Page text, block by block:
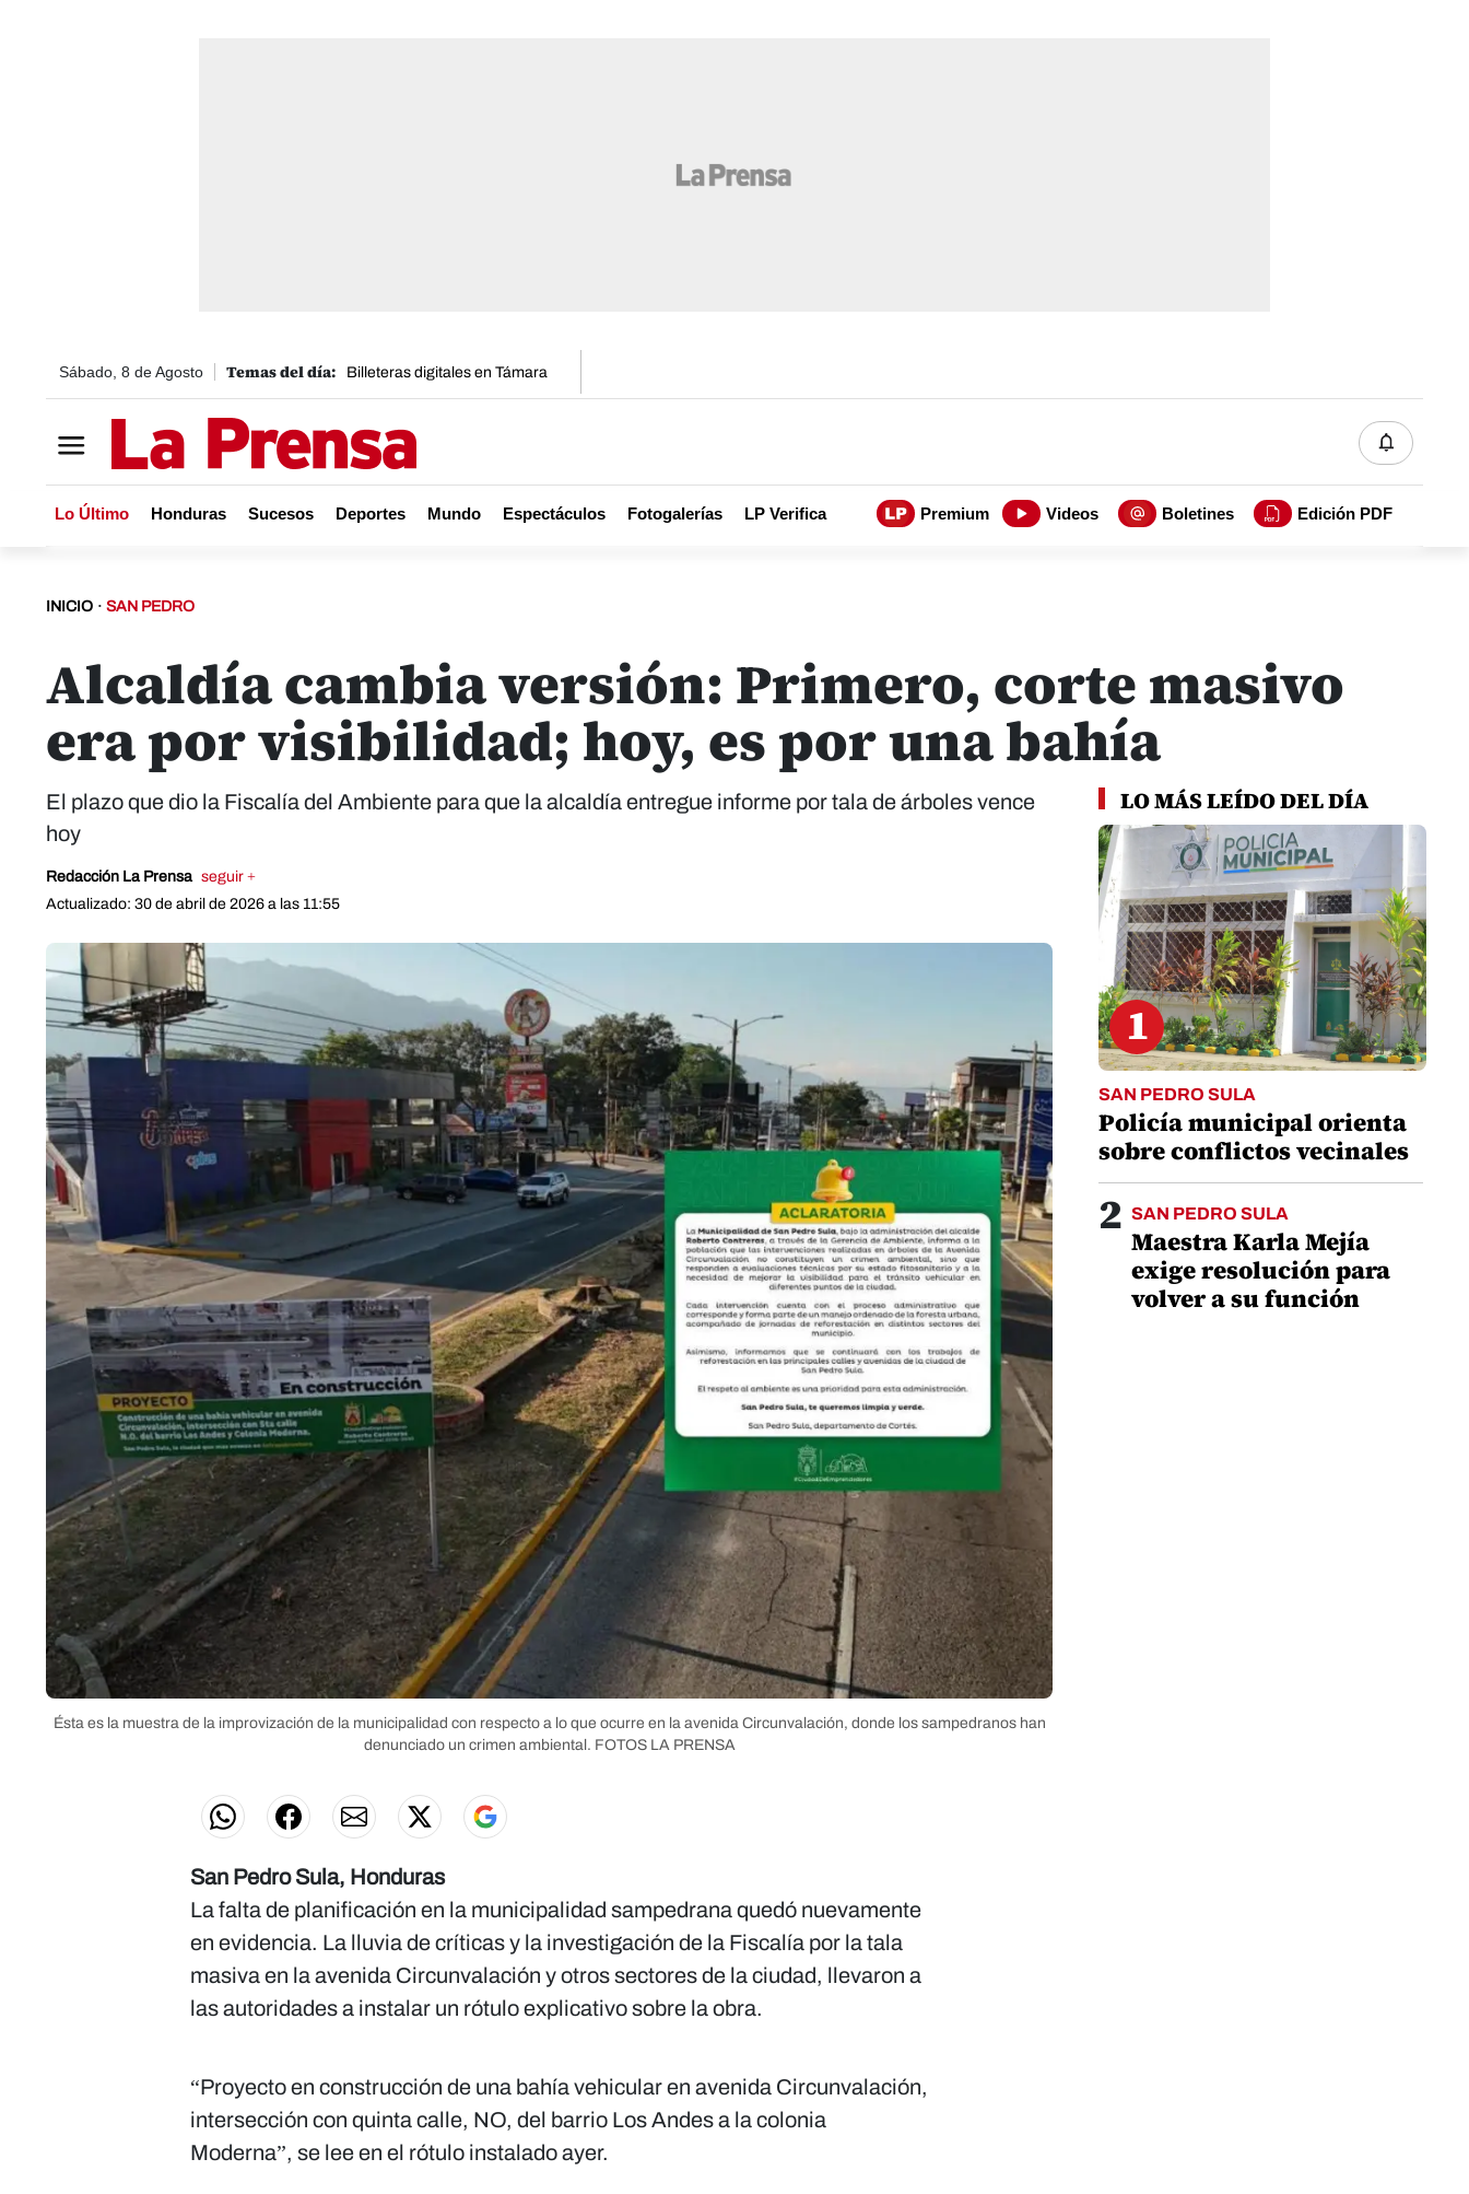
Sábado, 8 de Agosto Billeteras digitales en Támara
Lo Último Honduras Sucesos Deportes Mundo Espectáculos Fotogalerías LP Verifica Premium Videos Boletines Edición PDF
INICIO · SAN PEDRO
Alcaldía cambia versión: Primero, corte masivo
era por visibilidad; hoy, es por una bahía
El plazo que dio la Fiscalía del Ambiente para que la alcaldía entregue informe por tala de árboles vence
hoy
Redacción La Prensa seguir +
Actualizado: 30 de abril de 2026 a las 11:55
Ésta es la muestra de la improvización de la municipalidad con respecto a lo que ocurre en la avenida Circunvalación, donde los sampedranos han
denunciado un crimen ambiental. FOTOS LA PRENSA
San Pedro Sula, Honduras
La falta de planificación en la municipalidad sampedrana quedó nuevamente
en evidencia. La lluvia de críticas y la investigación de la Fiscalía por la tala
masiva en la avenida Circunvalación y otros sectores de la ciudad, llevaron a
las autoridades a instalar un rótulo explicativo sobre la obra.
“Proyecto en construcción de una bahía vehicular en avenida Circunvalación,
intersección con quinta calle, NO, del barrio Los Andes a la colonia
Moderna”, se lee en el rótulo instalado ayer.
LO MÁS LEÍDO DEL DÍA
1
SAN PEDRO SULA
Policía municipal orienta
sobre conflictos vecinales
2 SAN PEDRO SULA
Maestra Karla Mejía
exige resolución para
volver a su función